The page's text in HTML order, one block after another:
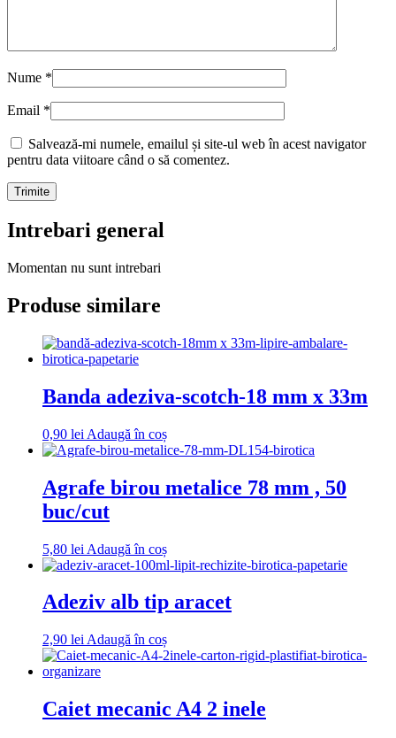
Nume *
Email *
Salvează-mi numele, emailul și site-ul web în acest navigator
pentru data viitoare când o să comentez.
Intrebari general
Momentan nu sunt intrebari
Produse similare
Banda adeziva-scotch-18 mm x 33m
0,90 lei Adaugă în coș
Agrafe birou metalice 78 mm , 50
buc/cut
5,80 lei Adaugă în coș
Adeziv alb tip aracet
2,90 lei Adaugă în coș
Caiet mecanic A4 2 inele